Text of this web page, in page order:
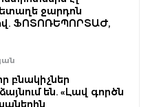
ջարդոն
ՖՈՏՈՌԵՊՈՐՏԱԺ,
բնակիչներ
են. «Լավ գործն